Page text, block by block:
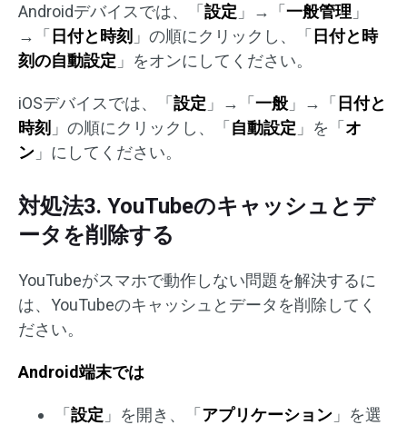
Androidデバイスでは、「 設定 」→「 一般管理 」
→「 日付と時刻 」の順にクリックし、「 日付と時
刻の自動設定 」をオンにしてください。
iOSデバイスでは、「 設定 」→「 一般 」→「 日付と
時刻 」の順にクリックし、「 自動設定 」を「 オ
ン 」にしてください。
対処法3. YouTubeのキャッシュとデ
ータを削除する
YouTubeがスマホで動作しない問題を解決するに
は、YouTubeのキャッシュとデータを削除してく
ださい。
Android端末では
「 設定 」を開き、「 アプリケーション 」を選